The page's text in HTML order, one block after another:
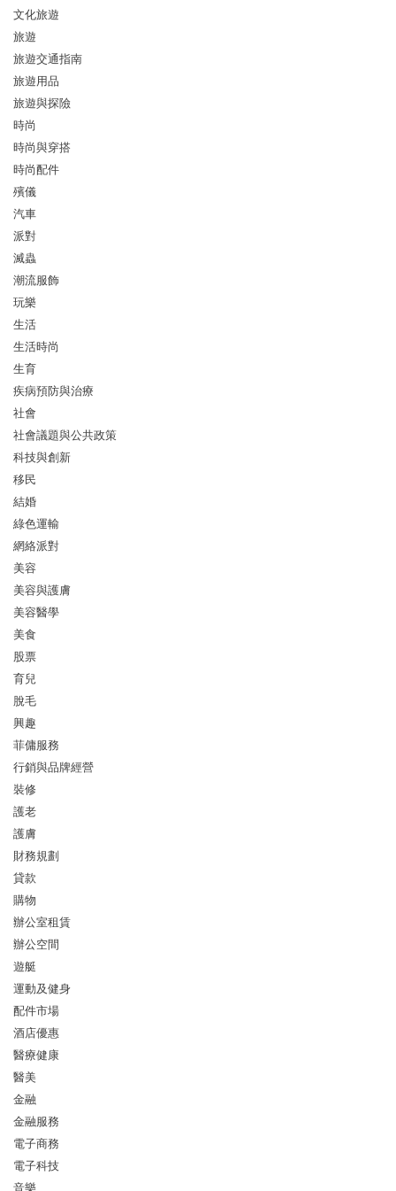
文化旅遊
旅遊
旅遊交通指南
旅遊用品
旅遊與探險
時尚
時尚與穿搭
時尚配件
殯儀
汽車
派對
滅蟲
潮流服飾
玩樂
生活
生活時尚
生育
疾病預防與治療
社會
社會議題與公共政策
科技與創新
移民
結婚
綠色運輸
網絡派對
美容
美容與護膚
美容醫學
美食
股票
育兒
脫毛
興趣
菲傭服務
行銷與品牌經營
裝修
護老
護膚
財務規劃
貸款
購物
辦公室租賃
辦公空間
遊艇
運動及健身
配件市場
酒店優惠
醫療健康
醫美
金融
金融服務
電子商務
電子科技
音樂